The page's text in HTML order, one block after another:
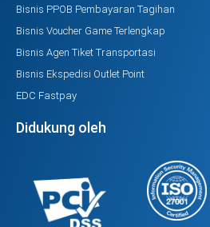
Bisnis PPOB Pembayaran Tagihan
Bisnis Voucher Game Terlengkap
Bisnis Agen Tiket Transportasi
Bisnis Ekspedisi Outlet Point
EDC Fastpay
Didukung oleh